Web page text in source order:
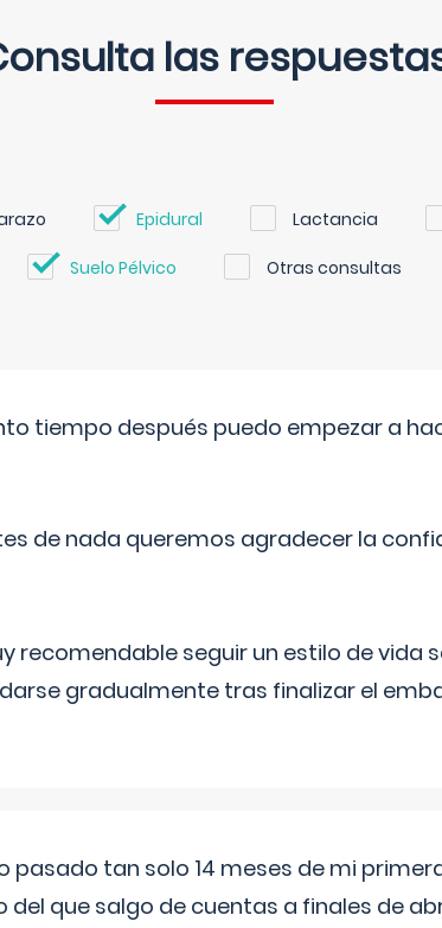
las
Epidural Lactancia
Suelo Pélvico Otras consultas
tiempo después puedo empezar a
de nada queremos agradecer la
recomendable seguir un estilo de vida
gradualmente tras finalizar el
pasado tan solo 14 meses de mi
que salgo de cuentas a finales de